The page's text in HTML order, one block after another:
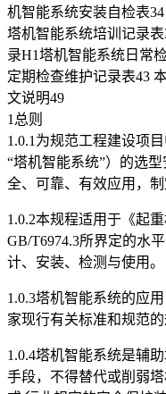
机智能系统安装自检表
塔机智能系统培训记录
录H1塔机智能系统日常
定期检查维护记录表43
文说明49
1总则
1.0.1为规范工程建设项
“塔机智能系统”）的选
全、可靠、有效应用，制
1.0.2本规程适用于《起
GB/T6974.3所界定的水
计、安装、检测与使用。
1.0.3塔机智能系统的应
家现行有关标准和规范的
1.0.4塔机智能系统是辅
手段，不得替代或削弱